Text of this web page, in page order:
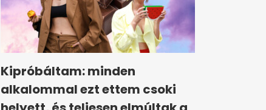
Kipróbáltam: minden
alkalommal ezt ettem csoki